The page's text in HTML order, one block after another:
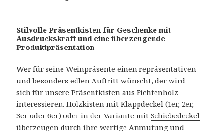
Stilvolle Präsentkisten für Geschenke mit
Ausdruckskraft und eine überzeugende
Produktpräsentation
Wer für seine Weinpräsente einen repräsentativen
und besonders edlen Auftritt wünscht, der wird
sich für unsere Präsentkisten aus Fichtenholz
interessieren. Holzkisten mit Klappdeckel (1er, 2er,
3er oder 6er) oder in der Variante mitSchiebedeckel
überzeugen durch ihre wertige Anmutung und